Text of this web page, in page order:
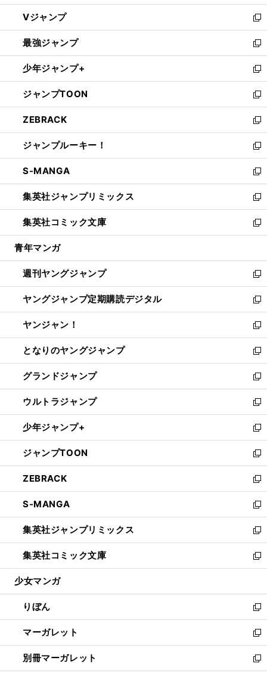
ウ
ィ
ン
ド
ウ
で
開
く
し
い
ウ
ィ
ン
ド
ウ
で
開
く
Vジャンプ
新
し
い
ウ
ィ
ン
ド
ウ
で
開
く
最強ジャンプ
新
し
い
ウ
ィ
ン
ド
ウ
で
開
く
少年ジャンプ+
新
し
い
ウ
ィ
ン
ド
ウ
で
開
く
ジャンプTOON
新
し
い
ウ
ィ
ン
ド
ウ
で
開
く
ZEBRACK
新
し
い
ウ
ィ
ン
ド
ウ
で
開
ジャンプルーキー！
新
し
い
ウ
ィ
ン
ド
ウ
開
く
S-MANGA
新
し
い
ウ
ィ
ン
ウ
で
開
く
集英社ジャンプリミックス
新
し
い
ウ
ン
ド
ウ
で
開
く
集英社コミック文庫
新
し
ウ
ィ
ン
ド
ウ
で
開
く
青年マンガ
週刊ヤングジャンプ
新
し
い
ウ
ィ
ン
ド
ウ
で
開
く
ヤングジャンプ定期購読デジタル
新
し
い
ウ
ィ
ン
ド
ウ
で
開
く
ヤンジャン！
新
し
い
ウ
ィ
ン
ド
ウ
で
開
く
となりのヤングジャンプ
新
し
い
ウ
ィ
ン
ド
ウ
で
開
く
グランドジャンプ
新
し
い
ウ
ィ
ン
ド
ウ
で
開
く
ウルトラジャンプ
新
し
い
ウ
ィ
ン
ド
ウ
で
開
く
少年ジャンプ+
新
し
い
ウ
ィ
ン
ド
ウ
で
開
く
ジャンプTOON
新
し
い
ウ
ィ
ン
ド
ウ
で
開
ZEBRACK
新
し
い
ウ
ィ
ン
ド
ウ
開
く
S-MANGA
新
し
い
ウ
ィ
ン
ウ
で
開
く
集英社ジャンプリミックス
新
し
い
ウ
ン
ド
ウ
で
開
く
集英社コミック文庫
新
し
ウ
ィ
ン
ド
ウ
で
開
少女マンガ
りぼん
新
し
い
ウ
ィ
マーガレット
新
し
い
別冊マーガレット
新